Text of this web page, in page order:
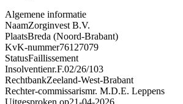
Algemene informatie
NaamZorginvest B.V.
PlaatsBreda (Noord-Brabant)
KvK-nummer76127079
StatusFaillissement
Insolventienr.F.02/26/103
RechtbankZeeland-West-Brabant
Rechter-commissarismr. M.D.E. Leppens
Uitgesproken op21-04-2026